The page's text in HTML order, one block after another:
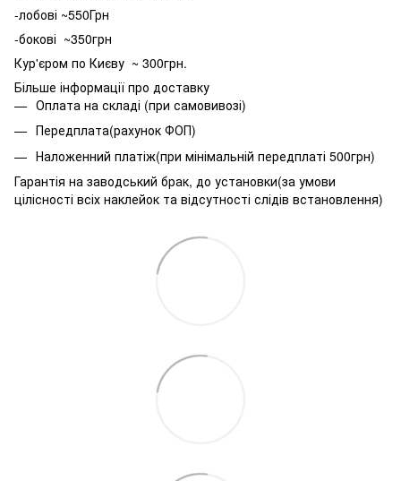
-лобові ~550Грн
-бокові ~350грн
Кур'єром по Києву ~ 300грн.
Більше інформації про доставку
Оплата на складі (при самовивозі)
Передплата(рахунок ФОП)
Наложенний платіж(при мінімальній передплаті 500грн)
Гарантія на заводський брак, до установки(за умови
цілісності всіх наклейок та відсутності слідів встановлення)